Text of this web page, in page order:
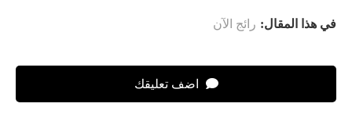
في هذا المقال: رائج الآن
اضف تعليقك